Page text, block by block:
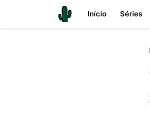
Início Séries